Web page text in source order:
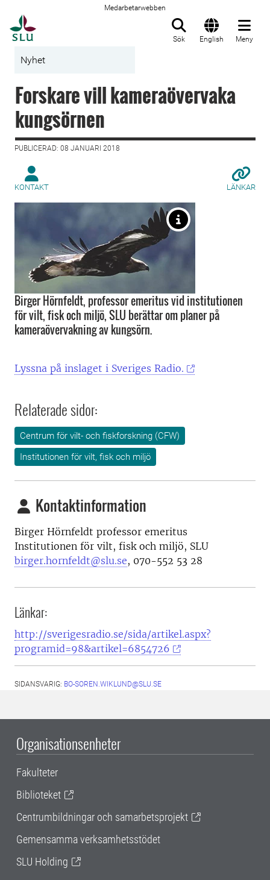
Medarbetarwebben
Sök English Meny
Nyhet
Forskare vill kameraövervaka
kungsörnen
PUBLICERAD: 08 JANUARI 2018
KONTAKT LÄNKAR
Birger Hörnfeldt, professor emeritus vid institutionen
för vilt, fisk och miljö, SLU berättar om planer på
kameraövervakning av kungsörn.
Lyssna på inslaget i Sveriges Radio.
Relaterade sidor:
Centrum för vilt- och fiskforskning (CFW)
Institutionen för vilt, fisk och miljö
Kontaktinformation
Birger Hörnfeldt professor emeritus
Institutionen för vilt, fisk och miljö, SLU
birger.hornfeldt@slu.se, 070-552 53 28
Länkar:
http://sverigesradio.se/sida/artikel.aspx?
programid=98&artikel=6854726
SIDANSVARIG: BO-SOREN.WIKLUND@SLU.SE
Organisationsenheter
Fakulteter
Biblioteket
Centrumbildningar och samarbetsprojekt
Gemensamma verksamhetsstödet
SLU Holding